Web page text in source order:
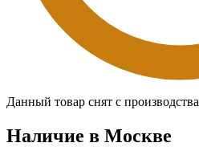
Данный товар снят с производства
Наличие в Москвe